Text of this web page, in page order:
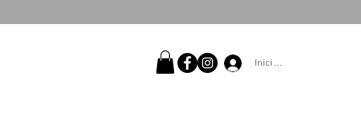
Iniciar sesión